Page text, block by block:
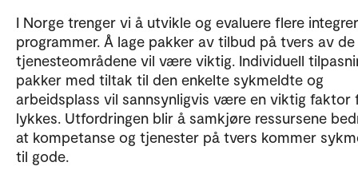
I Norge trenger vi å utvikle og evaluere flere
programmer. Å lage pakker av tilbud på tvers av de
tjenesteområdene vil være viktig. Individuell
pakker med tiltak til den enkelte sykmeldte og
arbeidsplass vil sannsynligvis være en viktig faktor
lykkes. Utfordringen blir å samkjøre ressursene
at kompetanse og tjenester på tvers kommer
til gode.